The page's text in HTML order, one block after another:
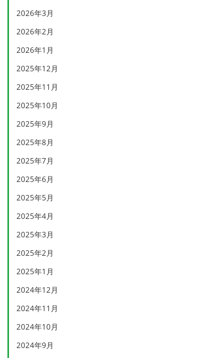
2026年3月
2026年2月
2026年1月
2025年12月
2025年11月
2025年10月
2025年9月
2025年8月
2025年7月
2025年6月
2025年5月
2025年4月
2025年3月
2025年2月
2025年1月
2024年12月
2024年11月
2024年10月
2024年9月